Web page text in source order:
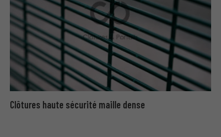
Clôtures haute sécurité maille dense